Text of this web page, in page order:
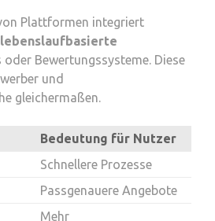
Plattformen integriert
lebenslaufbasierte
oder Bewertungssysteme. Diese
und
gleichermaßen.
Bedeutung für Nutzer
Schnellere Prozesse
Passgenauere Angebote
Mehr